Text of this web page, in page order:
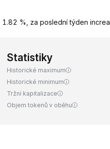
1.82 %, za poslední týden
Statistiky
Historické maximum
Historické minimum
Tržní kapitalizace
Objem tokenů v oběhu